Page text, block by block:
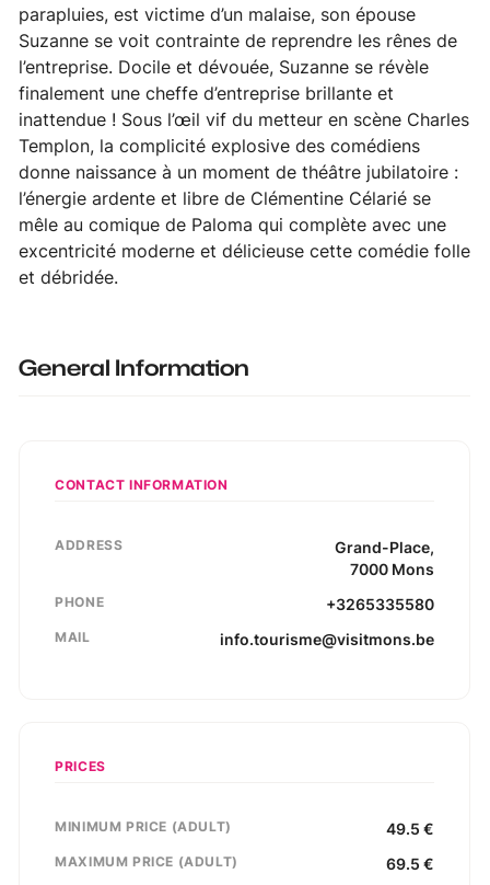
parapluies, est victime d’un malaise, son épouse
Suzanne se voit contrainte de reprendre les rênes de
l’entreprise. Docile et dévouée, Suzanne se révèle
finalement une cheffe d’entreprise brillante et
inattendue ! Sous l’œil vif du metteur en scène Charles
Templon, la complicité explosive des comédiens
donne naissance à un moment de théâtre jubilatoire :
l’énergie ardente et libre de Clémentine Célarié se
mêle au comique de Paloma qui complète avec une
excentricité moderne et délicieuse cette comédie folle
et débridée.
General Information
CONTACT INFORMATION
ADDRESS Grand-Place,
7000 Mons
PHONE +3265335580
MAIL info.tourisme@visitmons.be
PRICES
MINIMUM PRICE (ADULT) 49.5 €
MAXIMUM PRICE (ADULT) 69.5 €